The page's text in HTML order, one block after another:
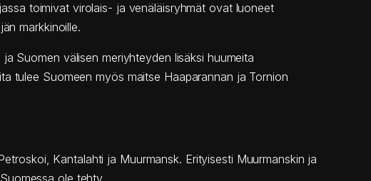
toimivat virolais- ja venäläisryhmät ovat luoneet
markkinoille.
Suomen välisen meriyhteyden lisäksi huumeita
tulee Suomeen myös maitse Haaparannan ja Tornion
Kantalahti ja Muurmansk. Erityisesti Muurmanskin ja